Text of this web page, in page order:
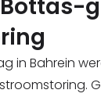
in Bahrein